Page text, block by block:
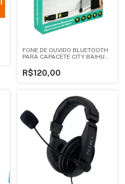
FONE DE OUVIDO BLUETOOTH
PARA CAPACETE CITY BAIHUO
R$120,00